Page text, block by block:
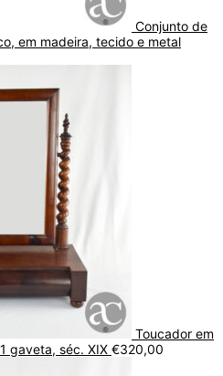
Conjunto de
em madeira, tecido e metal
Toucador em
gaveta, séc. XIX €320,00